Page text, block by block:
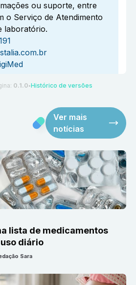
ou suporte, entre
o Serviço de Atendimento
laboratório.
0.1.0 ●Histórico de versões
Ver mais
notícias
lista de medicamentos
diário
Sara